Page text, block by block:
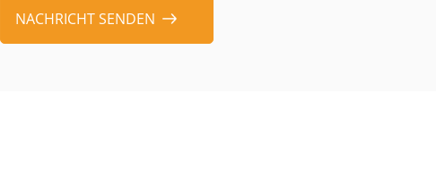
NACHRICHT SENDEN